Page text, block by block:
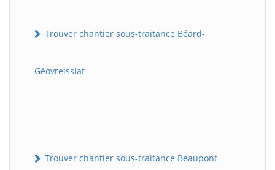
Trouver chantier sous-traitance Béard-
Géovreissiat
Trouver chantier sous-traitance Beaupont